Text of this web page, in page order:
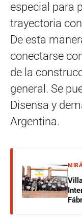
especial para
trayectoria
De esta
conectarse
de la
general. Se
Disensa y
Argentina.